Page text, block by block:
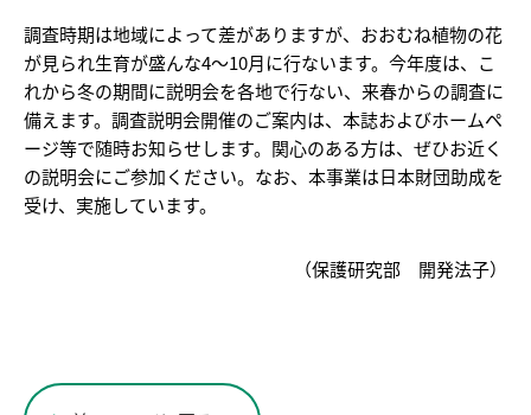
調査時期は地域によって差がありますが、おおむね植物の花
が見られ生育が盛んな4～10月に行ないます。今年度は、こ
れから冬の期間に説明会を各地で行ない、来春からの調査に
備えます。調査説明会開催のご案内は、本誌およびホームペ
ージ等で随時お知らせします。関心のある方は、ぜひお近く
の説明会にご参加ください。なお、本事業は日本財団助成を
受け、実施しています。
（保護研究部 開発法子）